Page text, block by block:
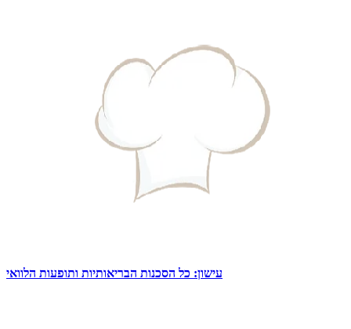
עישון: כל הסכנות הבריאותיות ותופעות הלוואי